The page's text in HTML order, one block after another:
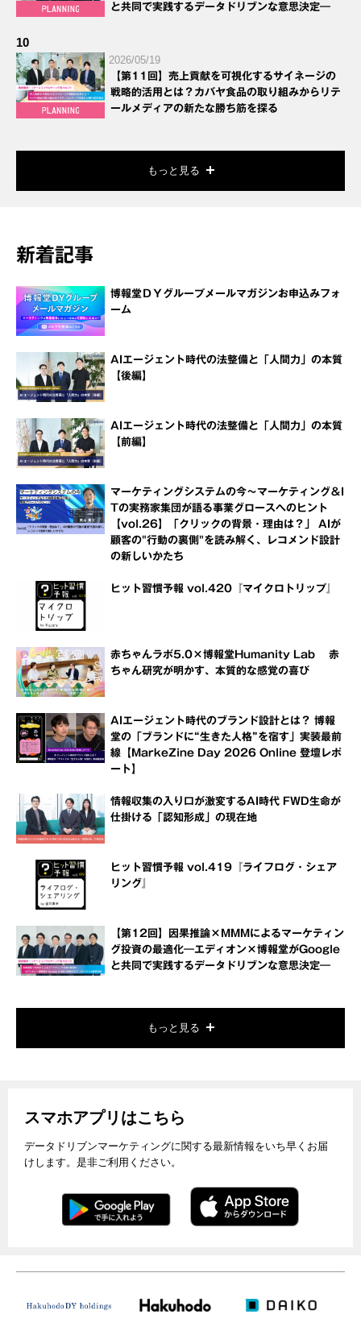
と共同で実践するデータドリブンな意思決定―
10
2026/05/19
【第11回】売上貢献を可視化するサイネージの
戦略的活用とは？カバヤ食品の取り組みからリテ
ールメディアの新たな勝ち筋を探る
もっと見る
新着記事
博報堂ＤＹグループメールマガジンお申込みフォ
ーム
AIエージェント時代の法整備と「人間力」の本質
【後編】
AIエージェント時代の法整備と「人間力」の本質
【前編】
マーケティングシステムの今～マーケティング＆I
Tの実務家集団が語る事業グロースへのヒント
【vol.26】「クリックの背景・理由は？」 AIが
顧客の"行動の裏側"を読み解く、レコメンド設計
の新しいかたち
ヒット習慣予報 vol.420『マイクロトリップ』
赤ちゃんラボ5.0×博報堂Humanity Lab 赤
ちゃん研究が明かす、本質的な感覚の喜び
AIエージェント時代のブランド設計とは？ 博報
堂の「ブランドに“生きた人格”を宿す」実装最前
線【MarkeZine Day 2026 Online 登壇レポ
ート】
情報収集の入り口が激変するAI時代 FWD生命が
仕掛ける「認知形成」の現在地
ヒット習慣予報 vol.419『ライフログ・シェア
リング』
【第12回】因果推論×MMMによるマーケティン
グ投資の最適化―エディオン×博報堂がGoogle
と共同で実践するデータドリブンな意思決定―
もっと見る
スマホアプリはこちら
データドリブンマーケティングに関する最新情報をいち早くお届
けします。是非ご利用ください。